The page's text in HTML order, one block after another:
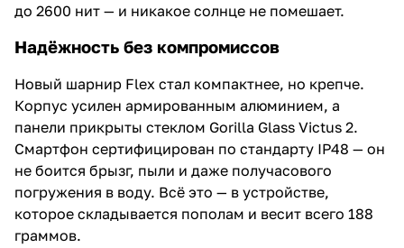
до 2600 нит — и никакое солнце не помешает.
Надёжность без компромиссов
Новый шарнир Flex стал компактнее, но крепче.
Корпус усилен армированным алюминием, а
панели прикрыты стеклом Gorilla Glass Victus 2.
Смартфон сертифицирован по стандарту IP48 — он
не боится брызг, пыли и даже получасового
погружения в воду. Всё это — в устройстве,
которое складывается пополам и весит всего 188
граммов.